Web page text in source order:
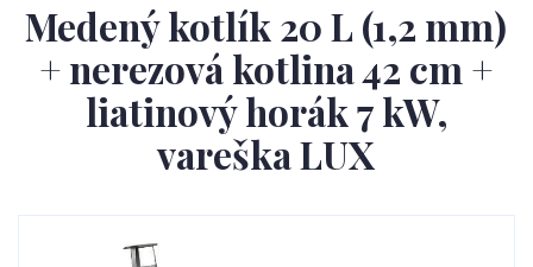
Medený kotlík 20 L (1,2 mm)
+ nerezová kotlina 42 cm +
liatinový horák 7 kW,
vareška LUX